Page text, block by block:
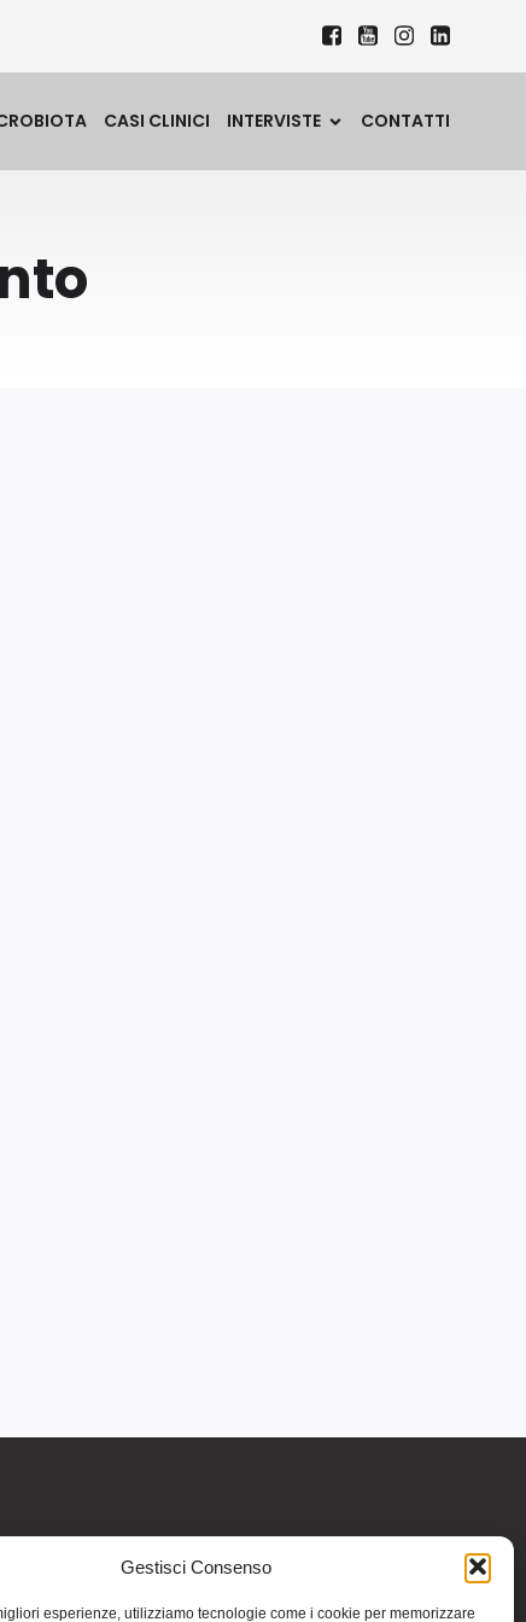
Gestisci Consenso
esperienze, utilizziamo tecnologie come i cookie per memorizzare
CASI CLINICI INTERVISTE CONTATTI
generale e non intendono in
o interrompere alcuna terapia o